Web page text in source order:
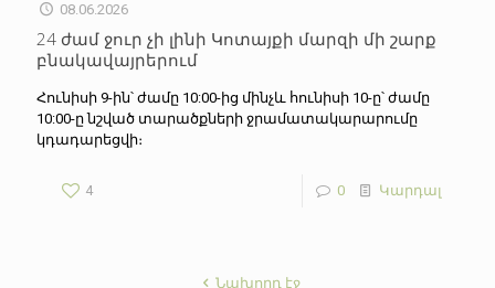
08.06.2026
24 ժամ ջուր չի լինի Կոտայքի մարզի մի շարք
բնակավայրերում
Հունիսի 9-ին՝ ժամը 10:00-ից մինչև հունիսի 10-ը՝ ժամը
10:00-ը նշված տարածքների ջրամատակարարումը
կդադարեցվի։
4 0 Կարդալ
Նախորդ էջ